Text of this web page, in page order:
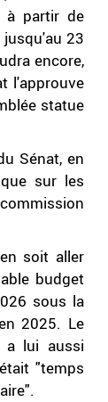
à partir de
23
encore,
l'approuve
statue
Sénat, en
sur les
soit aller
budget
sous la
2025. Le
a lui aussi
"temps